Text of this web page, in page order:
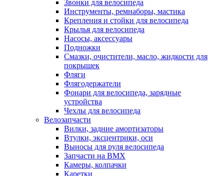
Звонки для велосипеда
Инструменты, ремнаборы, мастика
Крепления и стойки для велосипеда
Крылья для велосипеда
Насосы, аксессуары
Подножки
Смазки, очистители, масло, жидкости для
покрышек
Фляги
Флягодержатели
Фонари для велосипеда, зарядные
устройства
Чехлы для велосипеда
Велозапчасти
Вилки, задние амортизаторы
Втулки, эксцентрики, оси
Выносы для руля велосипеда
Запчасти на BMX
Камеры, колпачки
Каретки